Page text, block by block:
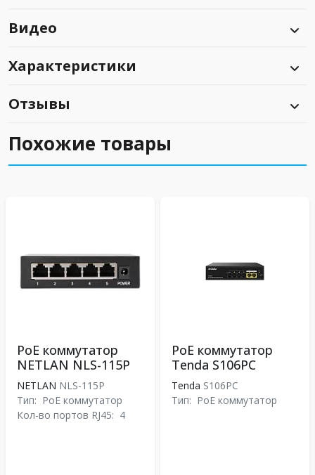
Видео
Характеристики
Отзывы
Похожие товары
PoE коммутатор
NETLAN NLS-115P
NETLAN NLS-115P
Тип: PoE коммутатор
Кол-во портов RJ45: 4
PoE коммутатор
Tenda S106PC
Tenda S106PC
Тип: PoE коммутатор